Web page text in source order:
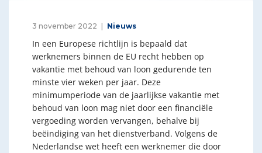
3 november 2022 Nieuws
In een Europese richtlijn is bepaald dat
werknemers binnen de EU recht hebben op
vakantie met behoud van loon gedurende ten
minste vier weken per jaar. Deze
minimumperiode van de jaarlijkse vakantie met
behoud van loon mag niet door een financiële
vergoeding worden vervangen, behalve bij
beëindiging van het dienstverband. Volgens de
Nederlandse wet heeft een werknemer die door